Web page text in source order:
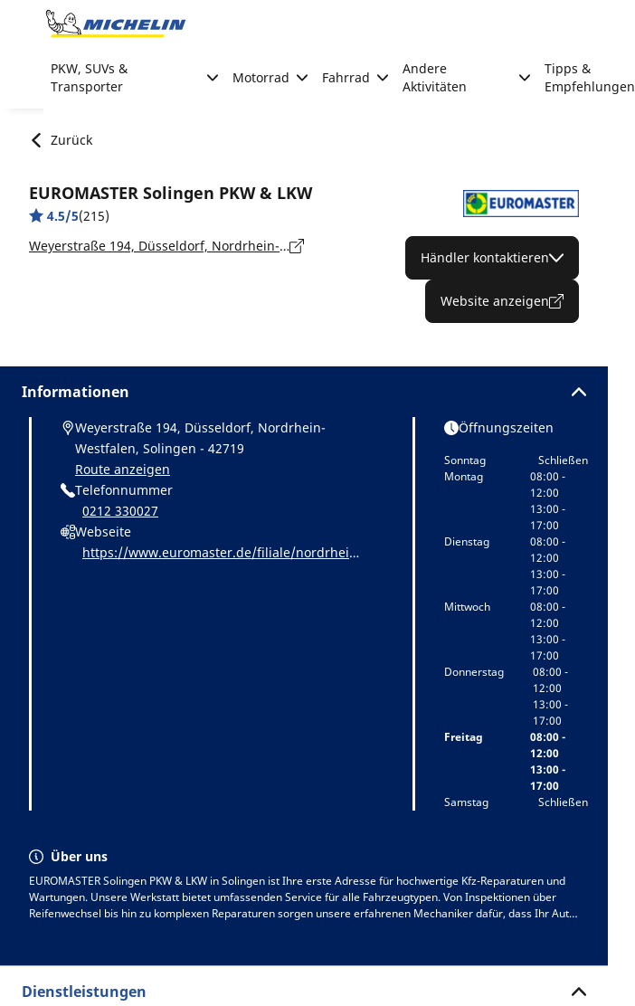
Go to page content
PKW, SUVs &
Transporter
Motorrad Fahrrad
Andere
Aktivitäten
Tipps &
Empfehlungen
Zurück
EUROMASTER Solingen PKW & LKW
4.5/5(215)
Weyerstraße 194, Düsseldorf, Nordrhein-Westfalen, Solingen - 42719
Händler kontaktieren
Website anzeigen
Informationen
Weyerstraße 194, Düsseldorf, Nordrhein-
Westfalen, Solingen - 42719
Route anzeigen
Telefonnummer
0212 330027
Webseite
https://www.euromaster.de/filiale/nordrhein-
Öffnungszeiten
Sonntag
Schließen
Montag
08:00 -
12:00
13:00 -
17:00
Dienstag
08:00 -
12:00
13:00 -
17:00
Mittwoch
08:00 -
12:00
13:00 -
17:00
Donnerstag
08:00 -
12:00
13:00 -
17:00
Freitag
08:00 -
12:00
13:00 -
17:00
Samstag
Schließen
Über uns
EUROMASTER Solingen PKW & LKW in Solingen ist Ihre erste Adresse für hochwertige Kfz-Reparaturen und
Wartungen. Unsere Werkstatt bietet umfassenden Service für alle Fahrzeugtypen. Von Inspektionen über
Reifenwechsel bis hin zu komplexen Reparaturen sorgen unsere erfahrenen Mechaniker dafür, dass Ihr Auto
einen Termin. Vertrauen Sie auf unsere Expertise!
Dienstleistungen